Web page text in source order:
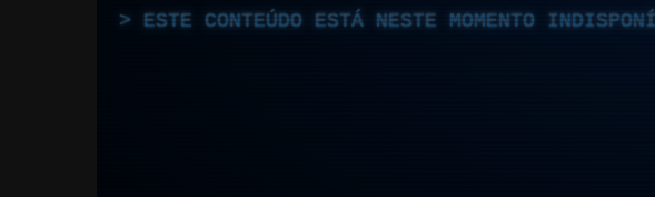
ESTE CONTEÚDO ESTÁ NESTE MOMENTO